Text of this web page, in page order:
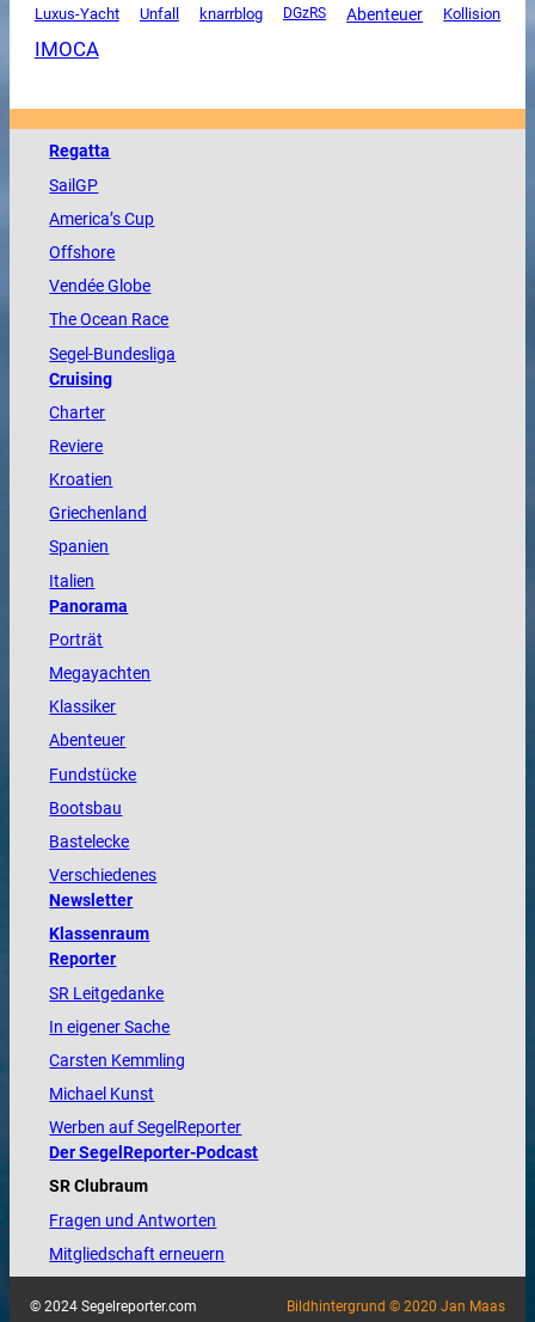
Luxus-Yacht Unfall knarrblog DGzRS Abenteuer Kollision
IMOCA
Regatta
SailGP
America’s Cup
Offshore
VendéeGlobe
TheOcean Race
Segel-Bundesliga
Cruising
Charter
Reviere
Kroatien
Griechenland
Spanien
Italien
Panorama
Porträt
Megayachten
Klassiker
Abenteuer
Fundstücke
Bootsbau
Bastelecke
Verschiedenes
Newsletter
Klassenraum
Reporter
SR Leitgedanke
In eigener Sache
Carsten Kemmling
Michael Kunst
Werben auf SegelReporter
Der SegelReporter-Podcast
SR Clubraum
Fragen und Antworten
Mitgliedschaft erneuern
© 2024 Segelreporter.com Bildhintergrund © 2020 Jan Maas